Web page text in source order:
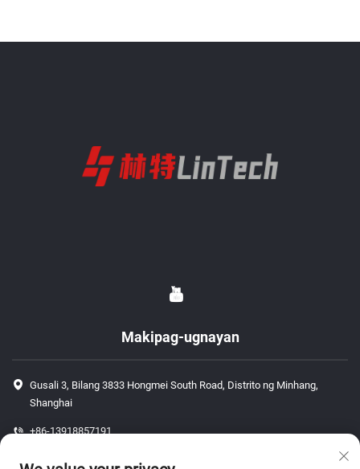
Makipag-ugnayan
Gusali 3, Bilang 3833 Hongmei South Road, Distrito ng Minhang,
Shanghai
+86-13918857191